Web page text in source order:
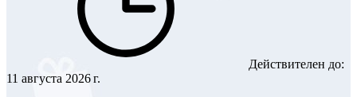
Действителен до:
11 августа 2026 г.